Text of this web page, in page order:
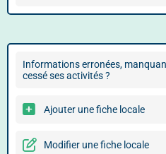
Informations erronées,
cessé ses activités ?
Ajouter une fiche locale
Modifier une fiche locale